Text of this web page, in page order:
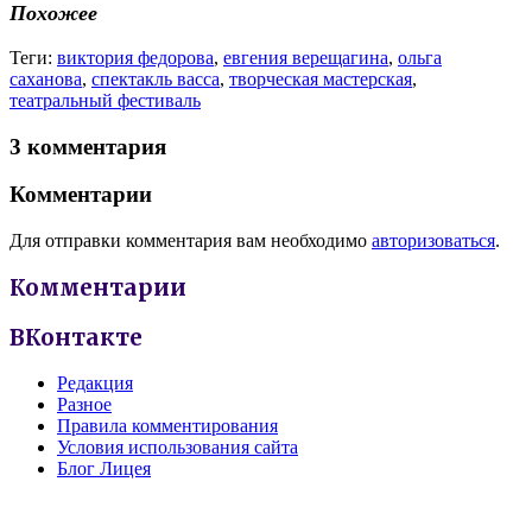
Похожее
Теги: виктория федорова, евгения верещагина, ольга
саханова, спектакль васса, творческая мастерская,
театральный фестиваль
3 комментария
Комментарии
Для отправки комментария вам необходимо авторизоваться.
Комментарии
ВКонтакте
Редакция
Разное
Правила комментирования
Условия использования сайта
Блог Лицея